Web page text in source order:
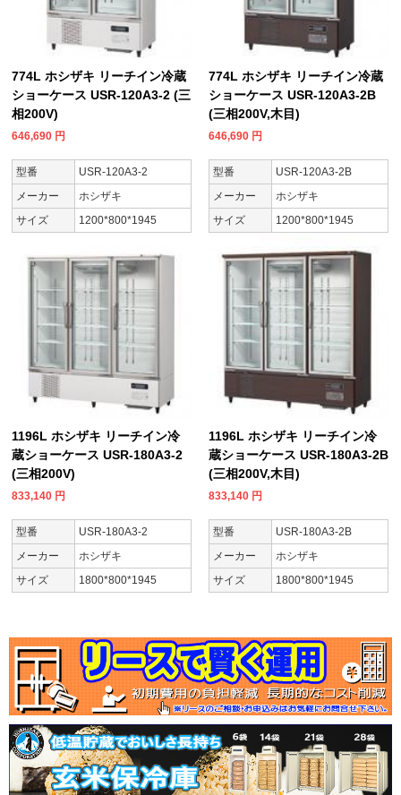
774L ホシザキ リーチイン冷蔵
ショーケース USR-120A3-2 (三
相200V)
646,690 円
型番
USR-120A3-2
メーカー
ホシザキ
サイズ
1200*800*1945
774L ホシザキ リーチイン冷蔵
ショーケース USR-120A3-2B
(三相200V,木目)
646,690 円
型番
USR-120A3-2B
メーカー
ホシザキ
サイズ
1200*800*1945
1196L ホシザキ リーチイン冷
蔵ショーケース USR-180A3-2
(三相200V)
833,140 円
型番
USR-180A3-2
メーカー
ホシザキ
サイズ
1800*800*1945
1196L ホシザキ リーチイン冷
蔵ショーケース USR-180A3-2B
(三相200V,木目)
833,140 円
型番
USR-180A3-2B
メーカー
ホシザキ
サイズ
1800*800*1945